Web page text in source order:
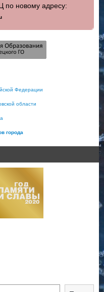
по новому адресу:
Федерации
области
города